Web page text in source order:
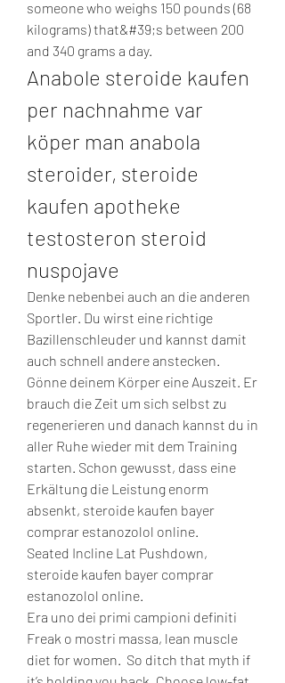
someone who weighs 150 pounds (68
kilograms) that&#39;s between 200
and 340 grams a day.
Anabole steroide kaufen
per nachnahme var
köper man anabola
steroider, steroide
kaufen apotheke
testosteron steroid
nuspojave
Denke nebenbei auch an die anderen
Sportler. Du wirst eine richtige
Bazillenschleuder und kannst damit
auch schnell andere anstecken.
Gönne deinem Körper eine Auszeit. Er
brauch die Zeit um sich selbst zu
regenerieren und danach kannst du in
aller Ruhe wieder mit dem Training
starten. Schon gewusst, dass eine
Erkältung die Leistung enorm
absenkt, steroide kaufen bayer
comprar estanozolol online.
Seated Incline Lat Pushdown,
steroide kaufen bayer comprar
estanozolol online.
Era uno dei primi campioni definiti
Freak o mostri massa, lean muscle
diet for women.  So ditch that myth if